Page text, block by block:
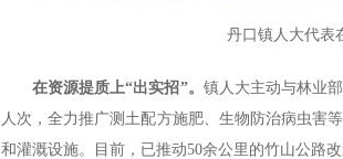
丹口镇人大代表
在资源提质上“出实招”。 镇人大主动与林业
人次，全力推广测土配方施肥、生物防治病虫害
和灌溉设施。目前，已推动50余公里的竹山公路